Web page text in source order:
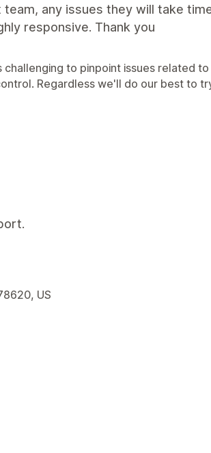
any issues they will take
responsive. Thank you
to pinpoint issues related
Regardless we'll do our best to
US